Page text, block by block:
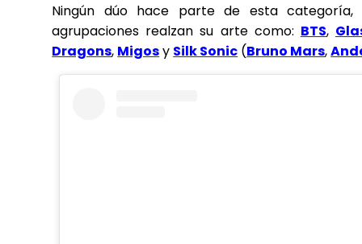
Ningún dúo hace parte de esta
agrupaciones realzan su arte como: BTS,
Dragons, Migosy Silk Sonic (Bruno Mars,